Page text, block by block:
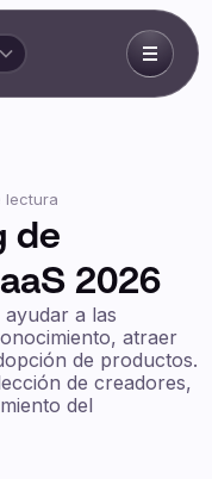
lectura
de
2026
a las
atraer
de productos.
de creadores,
del